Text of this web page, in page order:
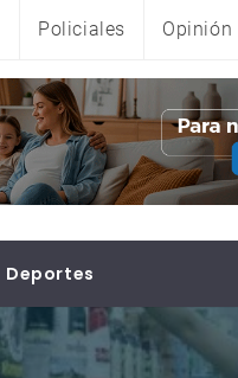
Policiales Opinión
Deportes